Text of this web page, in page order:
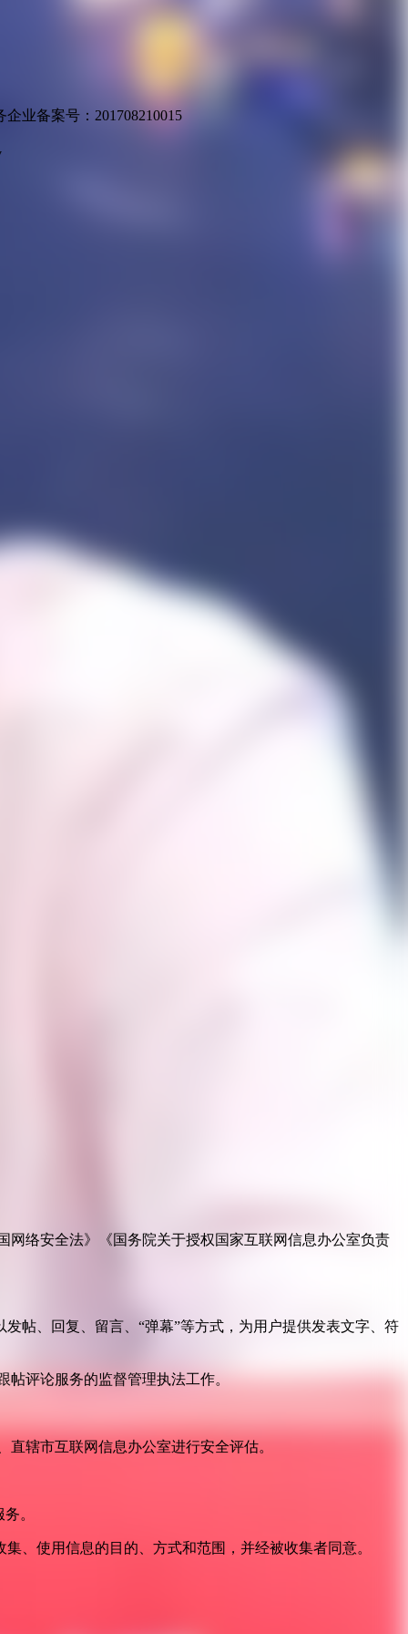
业备案号：201708210015
络安全法》《国务院关于授权国家互联网信息办公室负责
帖、回复、留言、“弹幕”等方式，为用户提供发表文字、符
评论服务的监督管理执法工作。
辖市互联网信息办公室进行安全评估。
。
、使用信息的目的、方式和范围，并经被收集者同意。